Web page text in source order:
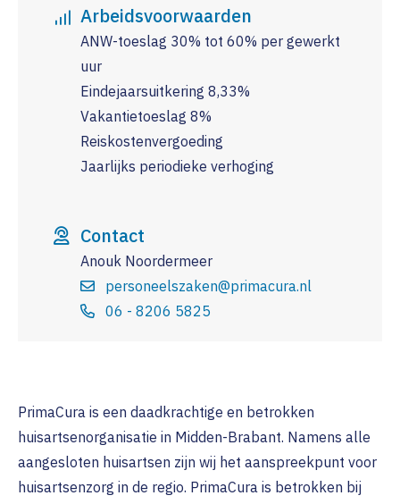
PrimaCura is een daadkrachtige en betrokken
huisartsenorganisatie in Midden-Brabant. Namens alle
aangesloten huisartsen zijn wij het aanspreekpunt voor
huisartsenzorg in de regio. PrimaCura is betrokken bij
Arbeidsvoorwaarden
ANW-toeslag 30% tot 60% per gewerkt
uur
Eindejaarsuitkering 8,33%
Vakantietoeslag 8%
Reiskostenvergoeding
Jaarlijks periodieke verhoging
Contact
Anouk Noordermeer
personeelszaken@primacura.nl
06 - 8206 5825